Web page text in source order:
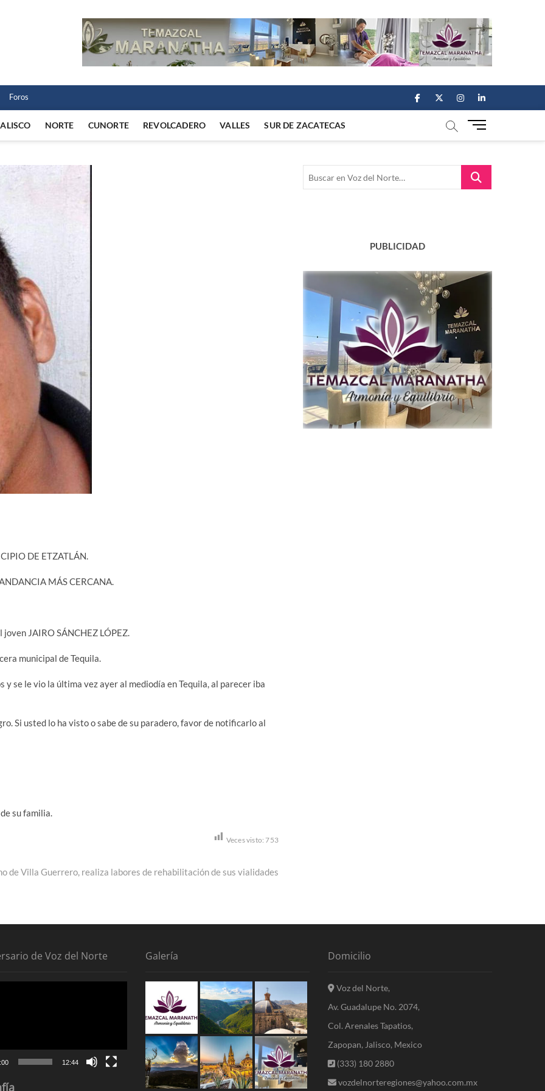
Foros facebook
twitterinstagram
linkedin
NORTE CUNORTE REVOLCADERO VALLES SUR DE ZACATECAS
M
u
B
u
DE ETZATLÁN.
MÁS CERCANA.
JAIRO SÁNCHEZ LÓPEZ.
municipal de Tequila.
se le vio la última vez ayer al mediodía en Tequila, al parecer iba
Si usted lo ha visto o sabe de su paradero, favor de notificarlo al
su familia.
Veces visto: 753
de Villa Guerrero, realiza labores de rehabilitación de sus vialidades
Buscar
PUBLICIDAD
de Voz del Norte
12:44
Galería Domicilio
Voz del Norte,
Av. Guadalupe No. 2074,
Col. Arenales Tapatios,
Zapopan, Jalisco, Mexico
(333) 180 2880
vozdelnorteregiones@yahoo.com.mx